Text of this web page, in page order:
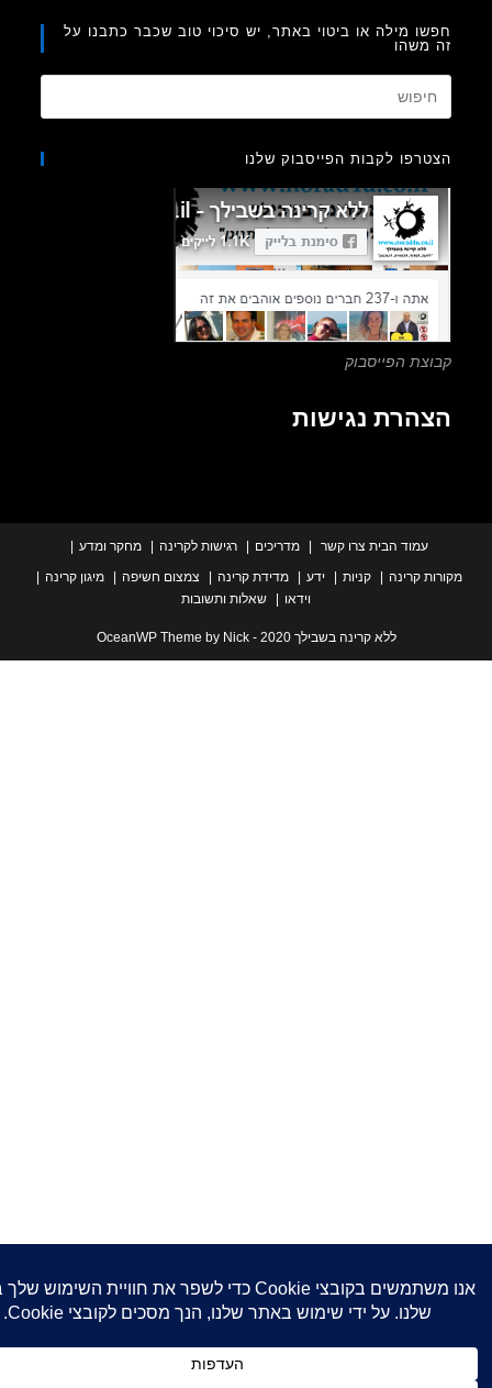
מילה או ביטוי באתר, יש סיכוי טוב שכבר כתבנו על
Escape
לקבות הפייסבוק שלנו
הפייסבוק
נגישות
עמוד הבית צרו קשר מדריכים רגישות לקרינה
מחקר ומדע
קרינה
קניות ידע מדידת קרינה צמצום חשיפה
מיגון קרינה
שאלות ותשובות
ללא קרינה בשבילך 2020 - OceanWP Theme by Nick